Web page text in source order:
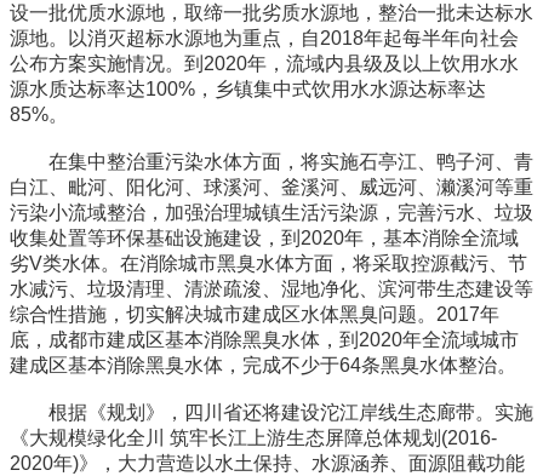
设一批优质水源地，取缔一批劣质水源地，整治一批未达标水
源地。以消灭超标水源地为重点，自2018年起每半年向社会
公布方案实施情况。到2020年，流域内县级及以上饮用水水
源水质达标率达100%，乡镇集中式饮用水水源达标率达
85%。
在集中整治重污染水体方面，将实施石亭江、鸭子河、青
白江、毗河、阳化河、球溪河、釜溪河、威远河、濑溪河等重
污染小流域整治，加强治理城镇生活污染源，完善污水、垃圾
收集处置等环保基础设施建设，到2020年，基本消除全流域
劣V类水体。在消除城市黑臭水体方面，将采取控源截污、节
水减污、垃圾清理、清淤疏浚、湿地净化、滨河带生态建设等
综合性措施，切实解决城市建成区水体黑臭问题。2017年
底，成都市建成区基本消除黑臭水体，到2020年全流域城市
建成区基本消除黑臭水体，完成不少于64条黑臭水体整治。
根据《规划》，四川省还将建设沱江岸线生态廊带。实施
《大规模绿化全川 筑牢长江上游生态屏障总体规划(2016-
2020年)》，大力营造以水土保持、水源涵养、面源阻截功能